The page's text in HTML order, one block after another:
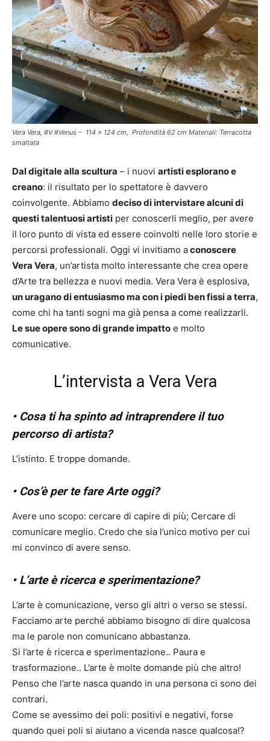
Vera Vera, #V #Venus – 114 x 124 cm, Profondità 62 cm Materiali: Terracotta
smaltata
Dal digitale alla scultura – i nuovi artisti esplorano e
creano: il risultato per lo spettatore è davvero
coinvolgente. Abbiamo deciso di intervistare alcuni di
questi talentuosi artisti per conoscerli meglio, per avere
il loro punto di vista ed essere coinvolti nelle loro storie e
percorsi professionali. Oggi vi invitiamo aconoscere
Vera Vera, un’artista molto interessante che crea opere
d’Arte tra bellezza e nuovi media. Vera Vera è esplosiva,
un uragano di entusiasmo ma con i piedi ben fissi a terra,
come chi ha tanti sogni ma già pensa a come realizzarli.
Le sue opere sono di grande impatto e molto
comunicative.
L’intervista a Vera Vera
• Cosa ti ha spinto ad intraprendere il tuo
percorso di artista?
L’istinto. E troppe domande.
• Cos’è per te fare Arte oggi?
Avere uno scopo: cercare di capire di più; Cercare di
comunicare meglio. Credo che sia l’unico motivo per cui
mi convinco di avere senso.
• L’arte è ricerca e sperimentazione?
L’arte è comunicazione, verso gli altri o verso se stessi.
Facciamo arte perché abbiamo bisogno di dire qualcosa
ma le parole non comunicano abbastanza.
Si l’arte è ricerca e sperimentazione.. Paura e
trasformazione.. L’arte è molte domande più che altro!
Penso che l’arte nasca quando in una persona ci sono dei
contrari.
Come se avessimo dei poli: positivi e negativi, forse
quando quei poli si aiutano a vicenda nasce qualcosa!?